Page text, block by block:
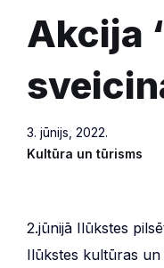
Akcija
3. jūnijs, 2022.
Kultūra un tūrisms
2.jūnijā Ilūkstes
Ilūkstes kultūras